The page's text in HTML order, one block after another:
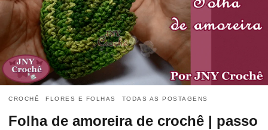
CROCHÊ FLORES E FOLHAS TODAS AS POSTAGENS
Folha de amoreira de crochê | passo